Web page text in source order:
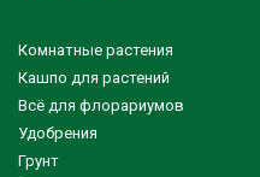
Комнатные растения
Кашпо для растений
Всё для флорариумов
Удобрения
Грунт